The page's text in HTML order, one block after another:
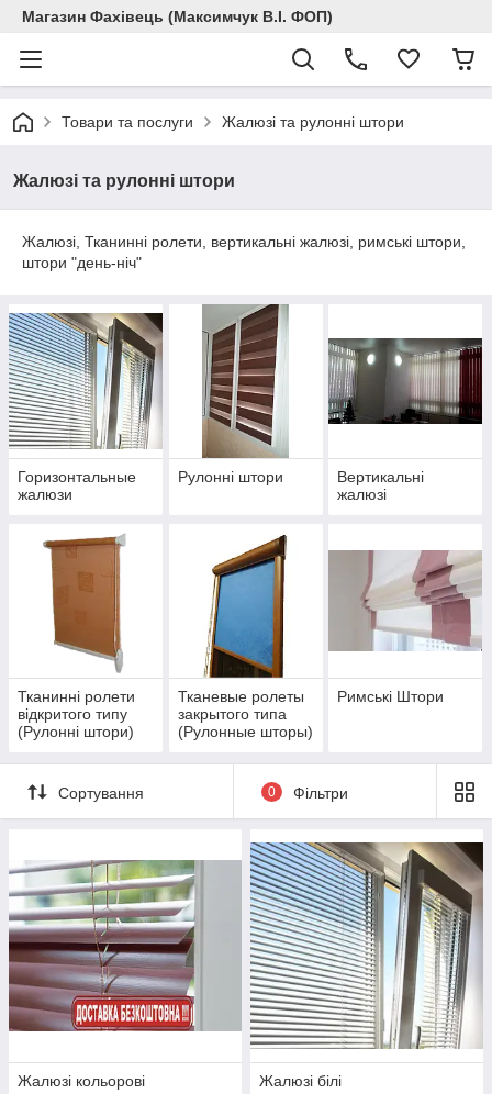
Магазин Фахівець (Максимчук В.І. ФОП)
Товари та послуги Жалюзі та рулонні штори
Жалюзі та рулонні штори
Жалюзі, Тканинні ролети, вертикальні жалюзі, римські штори,
штори "день-ніч"
Горизонтальные
жалюзи
Рулонні штори
Вертикальні
жалюзі
Тканинні ролети
відкритого типу
(Рулонні штори)
Тканевые ролеты
закрытого типа
(Рулонные шторы)
Римські Штори
Сортування 0 Фільтри
Жалюзі кольорові
Жалюзі білі